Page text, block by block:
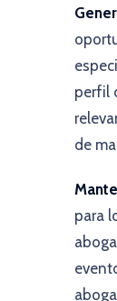
perfil
de
para